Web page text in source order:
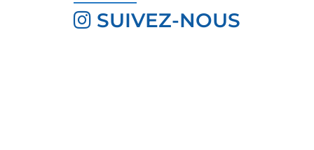
SUIVEZ-NOUS